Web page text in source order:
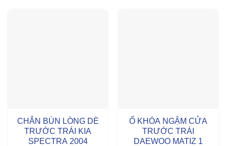
CHẮN BÙN LÒNG DÈ
TRƯỚC TRÁI KIA
SPECTRA 2004
Ổ KHÓA NGẬM CỬA
TRƯỚC TRÁI
DAEWOO MATIZ 1